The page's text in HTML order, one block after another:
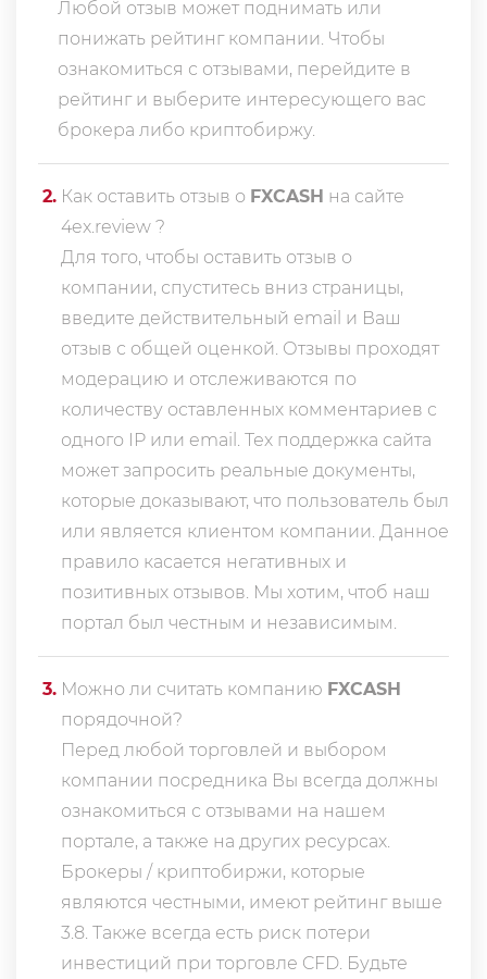
Любой отзыв может поднимать или
понижать рейтинг компании. Чтобы
ознакомиться с отзывами, перейдите в
рейтинг и выберите интересующего вас
брокера либо криптобиржу.
2. Как оставить отзыв о FXCASH на сайте
4ex.review ?
Для того, чтобы оставить отзыв о
компании, спуститесь вниз страницы,
введите действительный email и Ваш
отзыв с общей оценкой. Отзывы проходят
модерацию и отслеживаются по
количеству оставленных комментариев с
одного IP или email. Тех поддержка сайта
может запросить реальные документы,
которые доказывают, что пользователь был
или является клиентом компании. Данное
правило касается негативных и
позитивных отзывов. Мы хотим, чтоб наш
портал был честным и независимым.
3. Можно ли считать компанию FXCASH
порядочной?
Перед любой торговлей и выбором
компании посредника Вы всегда должны
ознакомиться с отзывами на нашем
портале, а также на других ресурсах.
Брокеры / криптобиржи, которые
являются честными, имеют рейтинг выше
3.8. Также всегда еcть риск потери
инвестиций при торговле CFD. Будьте